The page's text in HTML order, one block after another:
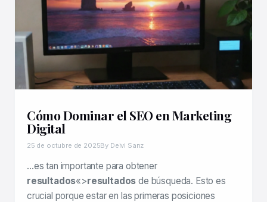
Cómo Dominar el SEO en Marketing
Digital
25 de octubre de 2025By Deivi Sanz
…es tan importante para obtener
resultados«>resultados de búsqueda. Esto es
crucial porque estar en las primeras posiciones